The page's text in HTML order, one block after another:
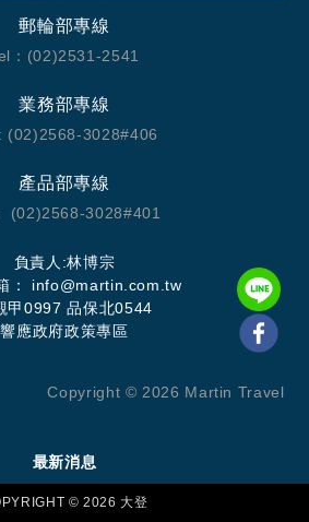
郵輪部專線
：(02)2531-2541
業務部專線
(02)2568-3028#406
產品部專線
(02)2568-3028#401
負責人:林博宗
： info@martin.com.tw
甲0997 品保北0544
響應政府政策專區
Copyright © 2026 Martin Travel
最新消息
©2026 大登